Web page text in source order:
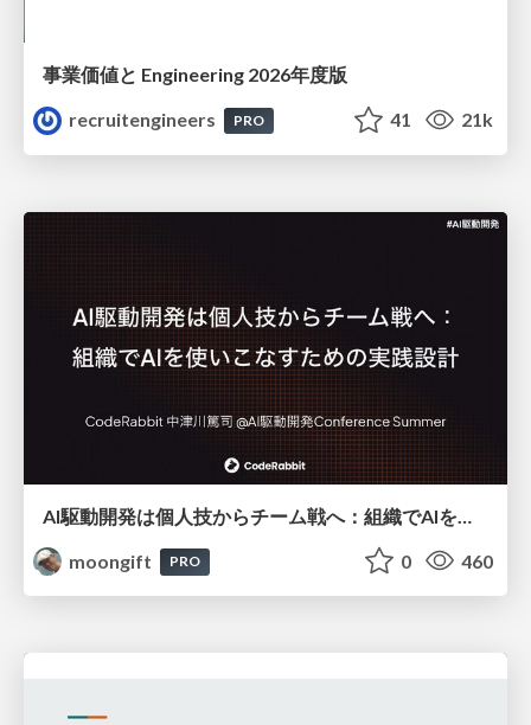
事業価値と Engineering 2026年度版
recruitengineers
PRO 41 21k
moongift
PRO 0 460